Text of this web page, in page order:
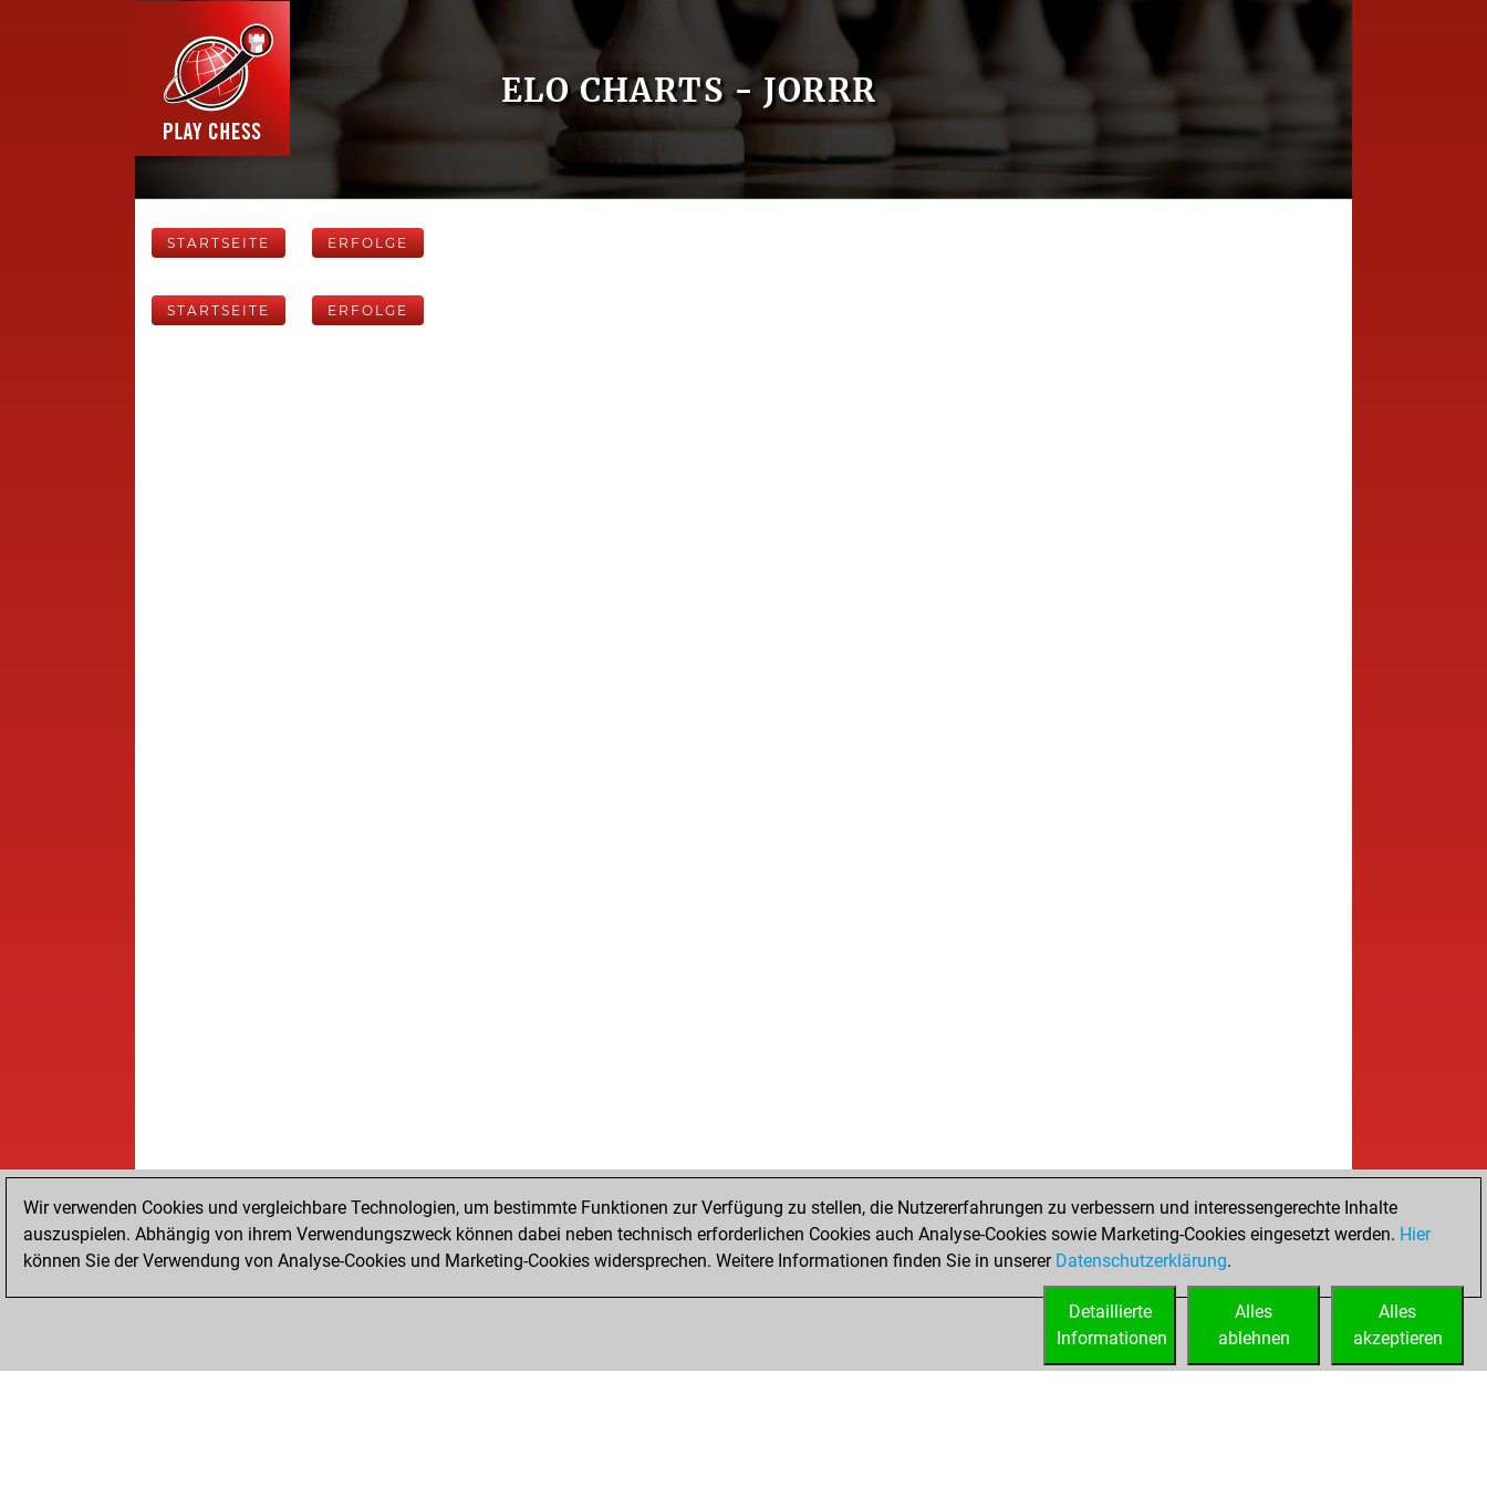
ELO CHARTS - JORRR
STARTSEITE ERFOLGE
STARTSEITE ERFOLGE
Wir verwenden Cookies und vergleichbare Technologien, um bestimmte Funktionen zur Verfügung zu stellen, die Nutzererfahrungen zu verbessern und interessengerechte Inhalte
auszuspielen. Abhängig von ihrem Verwendungszweck können dabei neben technisch erforderlichen Cookies auch Analyse-Cookies sowie Marketing-Cookies eingesetzt werden. Hier
können Sie der Verwendung von Analyse-Cookies und Marketing-Cookies widersprechen. Weitere Informationen finden Sie in unserer Datenschutzerklärung.
Alles
akzeptieren
Alles
ablehnen
Detaillierte
Informationen